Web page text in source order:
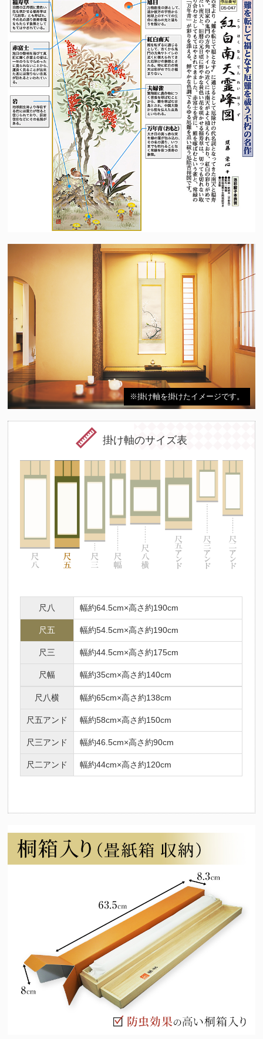
※掛け軸を掛けたイメージです。
掛け軸のサイズ表
尺八 幅約64.5cm×高さ約190cm
尺五 幅約54.5cm×高さ約190cm
尺三 幅約44.5cm×高さ約175cm
尺幅 幅約35cm×高さ約140cm
尺八横 幅約65cm×高さ約138cm
尺五アンド 幅約58cm×高さ約150cm
尺三アンド 幅約46.5cm×高さ約90cm
尺二アンド 幅約44cm×高さ約120cm